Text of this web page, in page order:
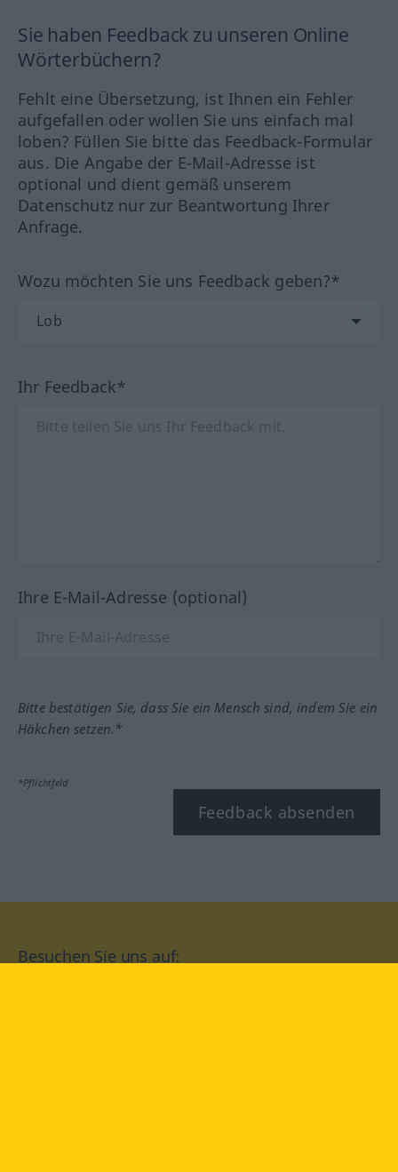
Sie haben Feedback zu unseren Online
Wörterbüchern?
Fehlt eine Übersetzung, ist Ihnen ein Fehler
aufgefallen oder wollen Sie uns einfach mal
loben? Füllen Sie bitte das Feedback-Formular
aus. Die Angabe der E-Mail-Adresse ist
optional und dient gemäß unserem
Datenschutz nur zur Beantwortung Ihrer
Anfrage.
Wozu möchten Sie uns Feedback geben?*
Ihr Feedback*
Ihre E-Mail-Adresse (optional)
Bitte bestätigen Sie, dass Sie ein Mensch sind, indem Sie ein
Häkchen setzen.*
*Pflichtfeld
Feedback absenden
Besuchen Sie uns auf: